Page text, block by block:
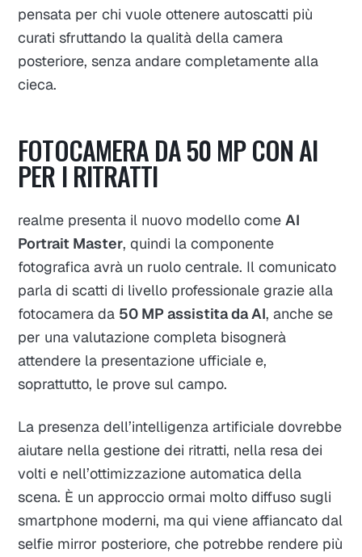
pensata per chi vuole ottenere autoscatti più
curati sfruttando la qualità della camera
posteriore, senza andare completamente alla
cieca.
FOTOCAMERA DA 50 MP CON AI
PER I RITRATTI
realme presenta il nuovo modello comeAI
Portrait Master, quindi la componente
fotografica avrà un ruolo centrale. Il comunicato
parla di scatti di livello professionale grazie alla
fotocamera da 50 MP assistita da AI, anche se
per una valutazione completa bisognerà
attendere la presentazione ufficiale e,
soprattutto, le prove sul campo.
La presenza dell’intelligenza artificiale dovrebbe
aiutare nella gestione dei ritratti, nella resa dei
volti e nell’ottimizzazione automatica della
scena. È un approccio ormai molto diffuso sugli
smartphone moderni, ma qui viene affiancato dal
selfie mirror posteriore, che potrebbe rendere più